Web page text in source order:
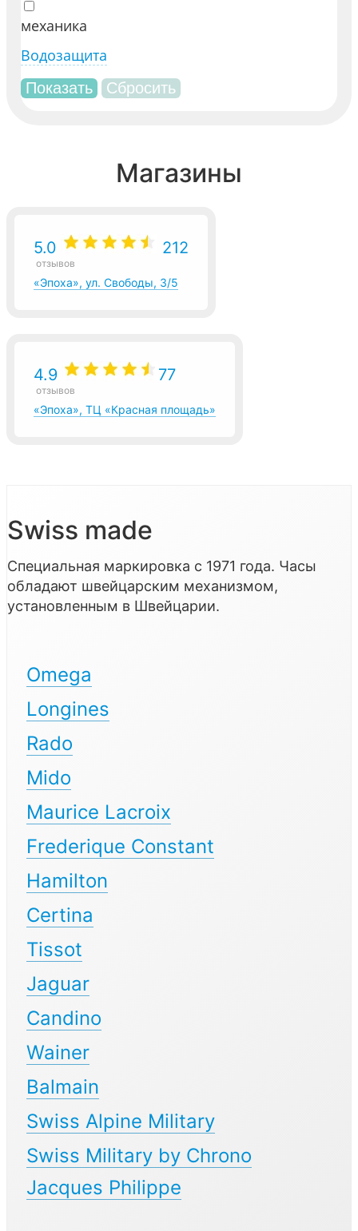
механика
Водозащита
Магазины
5.0 212
отзывов
«Эпоха», ул. Свободы, 3/5
4.9 77
отзывов
«Эпоха», ТЦ «Красная площадь»
Swiss made
Специальная маркировка с 1971 года. Часы
обладают швейцарским механизмом,
установленным в Швейцарии.
Omega
Longines
Rado
Mido
Maurice Lacroix
Frederique Constant
Hamilton
Certina
Tissot
Jaguar
Candino
Wainer
Balmain
Swiss Alpine Military
Swiss Military by Chrono
Jacques Philippe